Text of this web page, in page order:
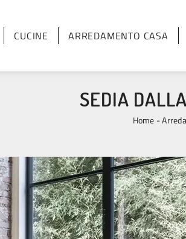
CUCINE ARREDAMENTO CASA
SEDIA
Home -